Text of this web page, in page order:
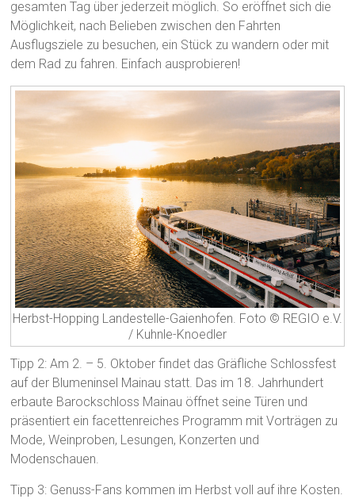
gesamten Tag über jederzeit möglich. So eröffnet sich die
Möglichkeit, nach Belieben zwischen den Fahrten
Ausflugsziele zu besuchen, ein Stück zu wandern oder mit
dem Rad zu fahren. Einfach ausprobieren!
Herbst-Hopping Landestelle-Gaienhofen. Foto © REGIO e.V.
/ Kuhnle-Knoedler
Tipp 2: Am 2. – 5. Oktober findet das Gräfliche Schlossfest
auf der Blumeninsel Mainau statt. Das im 18. Jahrhundert
erbaute Barockschloss Mainau öffnet seine Türen und
präsentiert ein facettenreiches Programm mit Vorträgen zu
Mode, Weinproben, Lesungen, Konzerten und
Modenschauen.
Tipp 3: Genuss-Fans kommen im Herbst voll auf ihre Kosten.